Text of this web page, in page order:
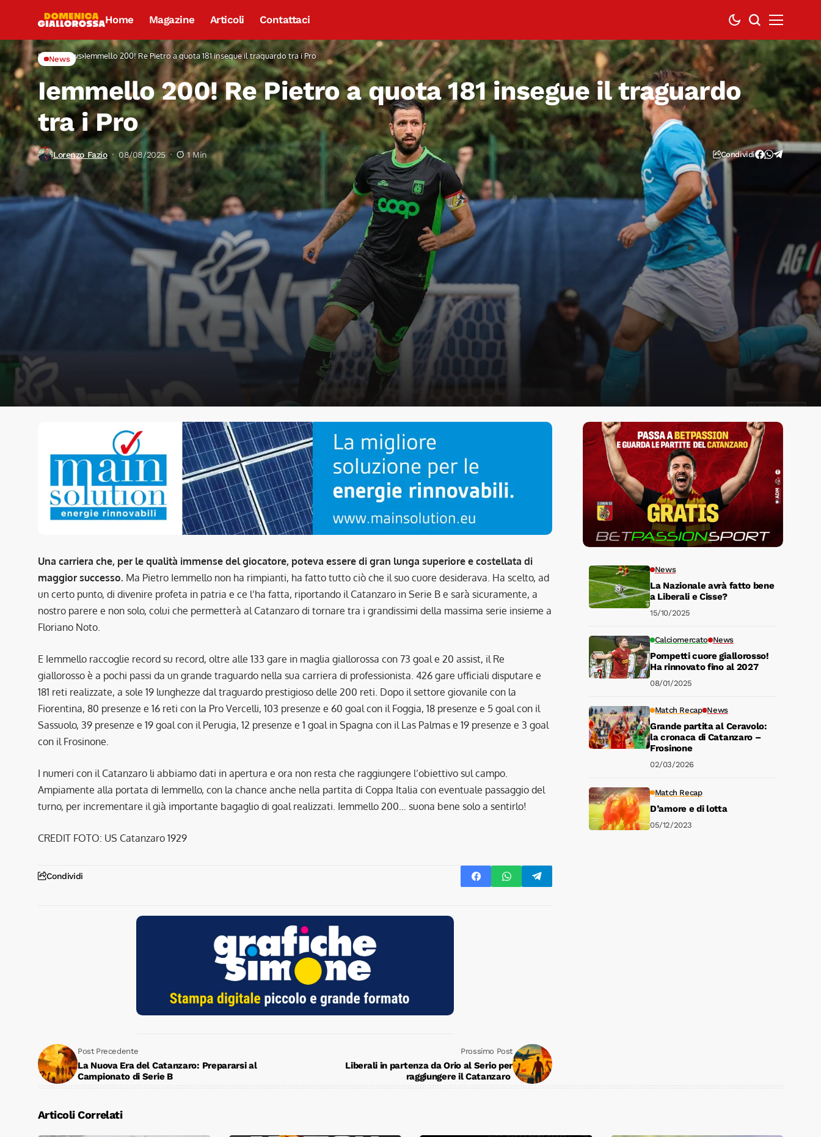
Home Magazine Articoli Contattaci
Home News Iemmello 200! Re Pietro a quota 181 insegue il traguardo tra i Pro
News
Iemmello 200! Re Pietro a quota 181 insegue il traguardo
tra i Pro
Lorenzo Fazio 08/08/2025 1 Min Condividi
Una carriera che, per le qualità immense del giocatore, poteva essere di gran lunga superiore e costellata di
maggior successo. Ma Pietro Iemmello non ha rimpianti, ha fatto tutto ciò che il suo cuore desiderava. Ha scelto, ad
un certo punto, di divenire profeta in patria e ce l’ha fatta, riportando il Catanzaro in Serie B e sarà sicuramente, a
nostro parere e non solo, colui che permetterà al Catanzaro di tornare tra i grandissimi della massima serie insieme a
Floriano Noto.
E Iemmello raccoglie record su record, oltre alle 133 gare in maglia giallorossa con 73 goal e 20 assist, il Re
giallorosso è a pochi passi da un grande traguardo nella sua carriera di professionista. 426 gare ufficiali disputare e
181 reti realizzate, a sole 19 lunghezze dal traguardo prestigioso delle 200 reti. Dopo il settore giovanile con la
Fiorentina, 80 presenze e 16 reti con la Pro Vercelli, 103 presenze e 60 goal con il Foggia, 18 presenze e 5 goal con il
Sassuolo, 39 presenze e 19 goal con il Perugia, 12 presenze e 1 goal in Spagna con il Las Palmas e 19 presenze e 3 goal
con il Frosinone.
I numeri con il Catanzaro li abbiamo dati in apertura e ora non resta che raggiungere l’obiettivo sul campo.
Ampiamente alla portata di Iemmello, con la chance anche nella partita di Coppa Italia con eventuale passaggio del
turno, per incrementare il già importante bagaglio di goal realizzati. Iemmello 200… suona bene solo a sentirlo!
CREDIT FOTO: US Catanzaro 1929
Condividi
Post Precedente
La Nuova Era del Catanzaro: Prepararsi al
Campionato di Serie B
Prossimo Post
Liberali in partenza da Orio al Serio per
raggiungere il Catanzaro
News
La Nazionale avrà fatto bene
a Liberali e Cisse?
15/10/2025
Calciomercato News
Pompetti cuore giallorosso!
Ha rinnovato fino al 2027
08/01/2025
Match Recap News
Grande partita al Ceravolo:
la cronaca di Catanzaro –
Frosinone
02/03/2026
Match Recap
D’amore e di lotta
05/12/2023
Articoli Correlati